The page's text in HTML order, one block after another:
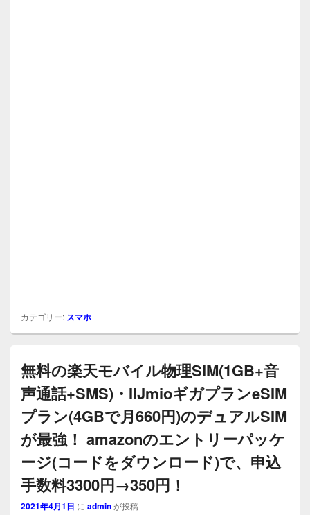
カテゴリー: スマホ
無料の楽天モバイル物理SIM(1GB+音
声通話+SMS)・IIJmioギガプランeSIM
プラン(4GBで月660円)のデュアルSIM
が最強！ amazonのエントリーパッケ
ージ(コードをダウンロード)で、申込
手数料3300円→350円！
2021年4月1日 に adminが投稿